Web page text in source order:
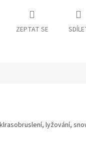
ZEPTAT SE
lyžování,